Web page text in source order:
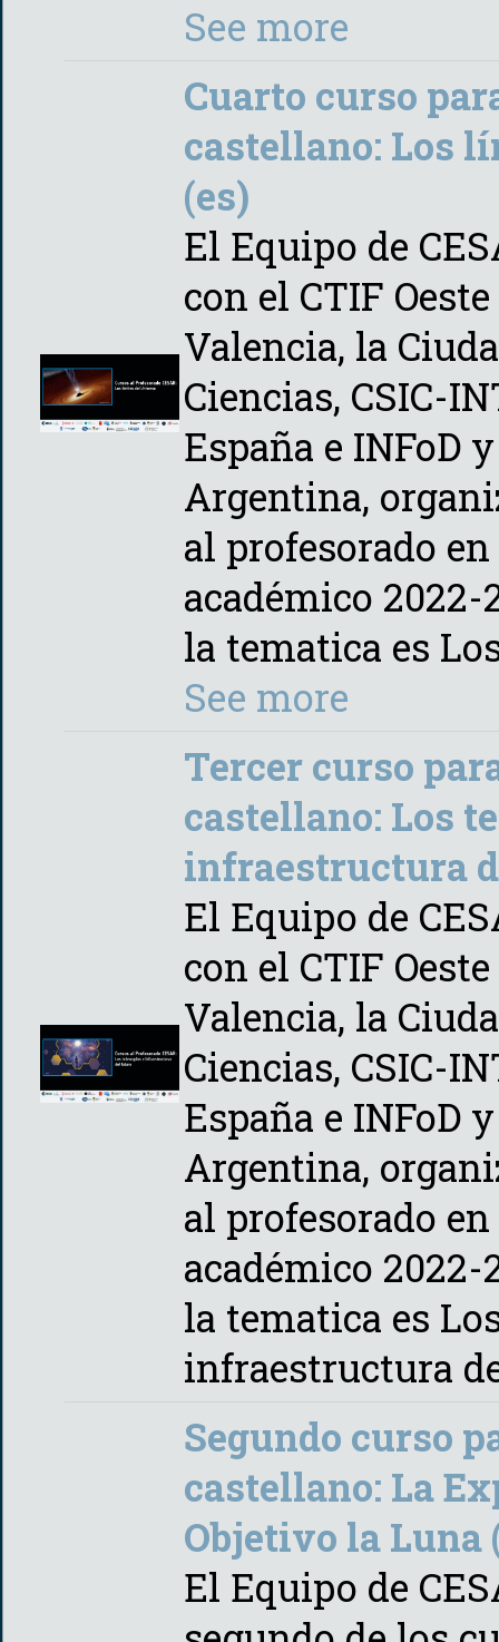
See more
Cuarto curso
castellano: Los
(es)
El Equipo de
con el CTIF
Valencia, la
Ciencias, CSIC-
España e INFoD
Argentina,
al profesorado
académico 2022-
la tematica es
See more
Tercer curso
castellano: Los
infraestructura
El Equipo de
con el CTIF
Valencia, la
Ciencias, CSIC-
España e INFoD
Argentina,
al profesorado
académico 2022-
la tematica es
infraestructura
Segundo curso
castellano: La
Objetivo la Luna
El Equipo de